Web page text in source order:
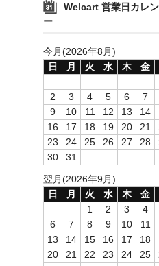
Welcart 営業日カレ
ー
今月(2026年8月)
日
月 火 水 木 金
2
3 4 5 6 7
9
10 11 12 13 14
16
17 18 19 20 21
23
24 25 26 27 28
30
31
翌月(2026年9月)
日
月 火 水 木 金
1
2 3 4
6
7 8 9 10 11
13
14 15 16 17 18
20
21 22 23 24 25